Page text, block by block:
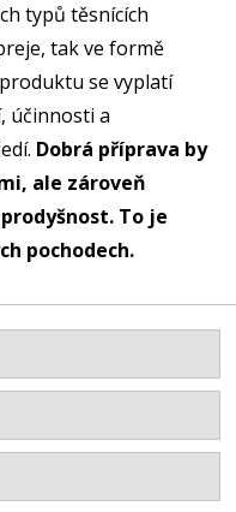
typů těsnících
tak ve formě
se vyplatí
účinnosti a
Dobrá příprava by
ale zároveň
To je
pochodech.